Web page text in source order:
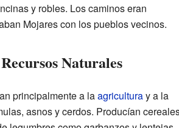
y robles. Los caminos eran
Mojares con los pueblos vecinos.
Naturales
principalmente a laagriculturay a la
asnos y cerdos. Producían